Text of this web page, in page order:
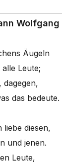
Wolfgang
Äugeln
Leute;
dagegen,
das bedeute.
liebe diesen,
und jenen.
Leute,